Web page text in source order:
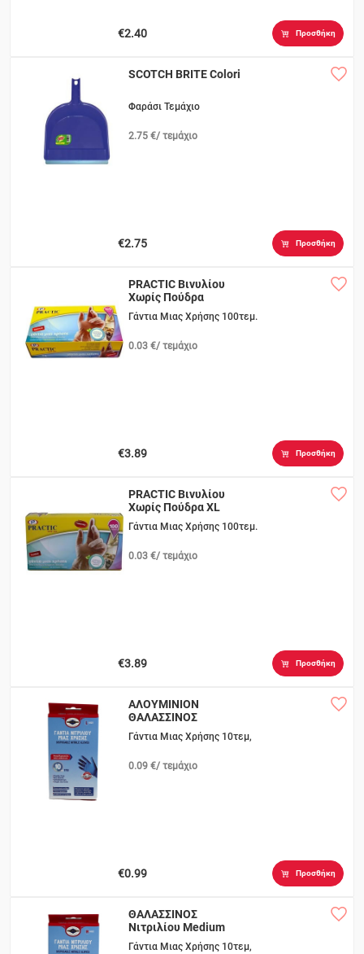
€2.40 Προσθήκη
SCOTCH BRITE Colori
Φαράσι Τεμάχιο
2.75 €/ τεμάχιο
€2.75 Προσθήκη
PRACTIC Βινυλίου
Χωρίς Πούδρα
Medium
Γάντια Μιας Χρήσης 100τεμ.
0.03 €/ τεμάχιο
€3.89 Προσθήκη
PRACTIC Βινυλίου
Χωρίς Πούδρα XL
Γάντια Μιας Χρήσης 100τεμ.
0.03 €/ τεμάχιο
€3.89 Προσθήκη
ΑΛΟΥΜΙΝΙΟΝ
ΘΑΛΑΣΣΙΝΟΣ
Νιτριλίου Large
Γάντια Μιας Χρήσης 10τεμ,
0.09 €/ τεμάχιο
€0.99 Προσθήκη
ΘΑΛΑΣΣΙΝΟΣ
Νιτριλίου Medium
Γάντια Μιας Χρήσης 10τεμ,